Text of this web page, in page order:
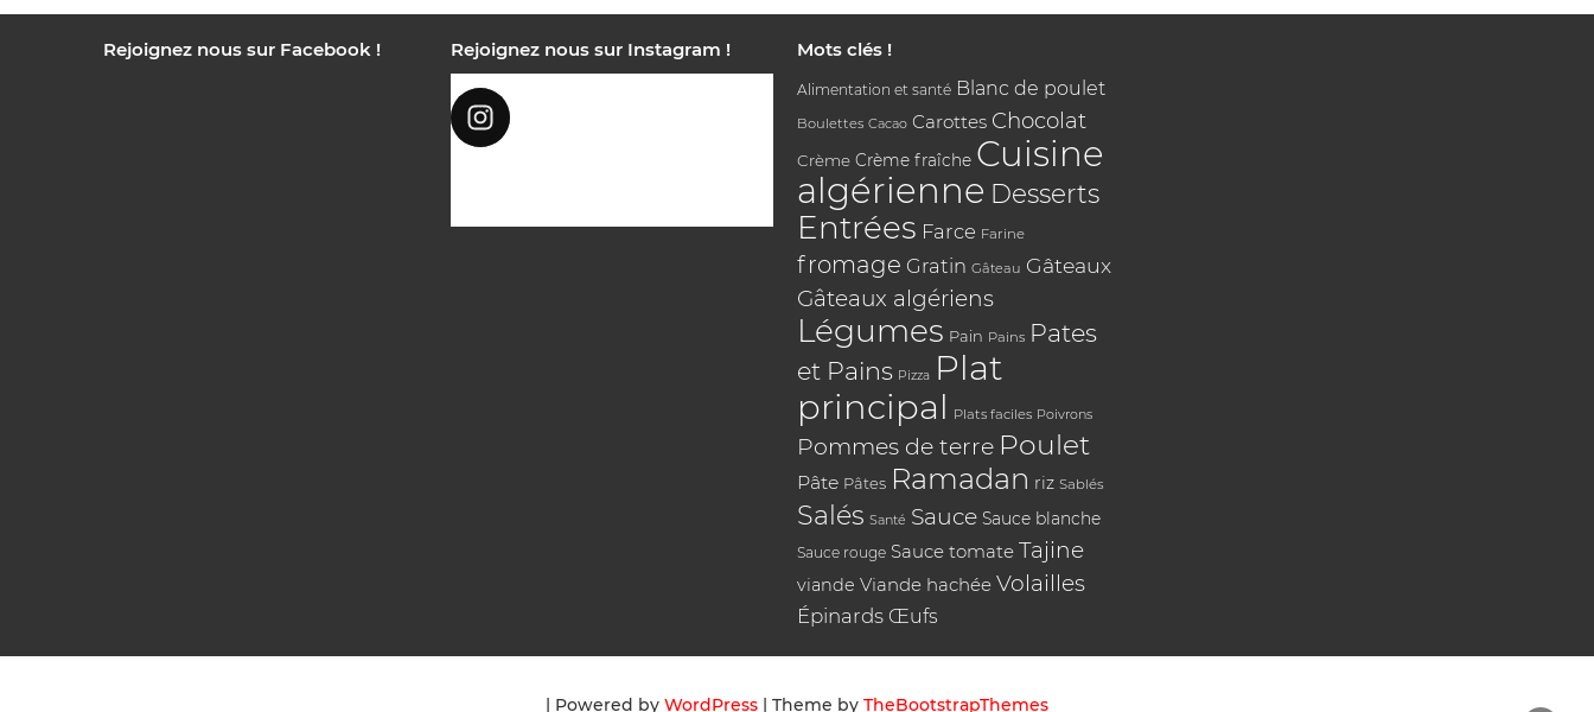
Rejoignez nous sur Facebook ! Rejoignez nous sur Instagram ! Mots clés !
Alimentation et santé Blanc de poulet
Boulettes Cacao Carottes Chocolat
Crème Crème fraîche Cuisine
algérienne Desserts
Entrées Farce Farine
fromage Gratin Gâteau Gâteaux
Gâteaux algériens
Légumes Pain Pains Pates
et Pains Pizza Plat
principal Plats faciles Poivrons
Pommes de terre Poulet
Pâte Pâtes Ramadan riz Sablés
Salés Santé Sauce Sauce blanche
Sauce rouge Sauce tomate Tajine
viande Viande hachée Volailles
Épinards Œufs
| Powered by WordPress | Theme by TheBootstrapThemes